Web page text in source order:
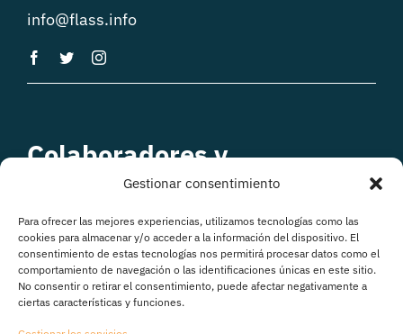
Gestionar consentimiento
Para ofrecer las mejores experiencias, utilizamos tecnologías como las
cookies para almacenar y/o acceder a la información del dispositivo. El
consentimiento de estas tecnologías nos permitirá procesar datos como el
comportamiento de navegación o las identificaciones únicas en este sitio.
No consentir o retirar el consentimiento, puede afectar negativamente a
ciertas características y funciones.
info@flass.info
Colaboradores y
patrocinadores